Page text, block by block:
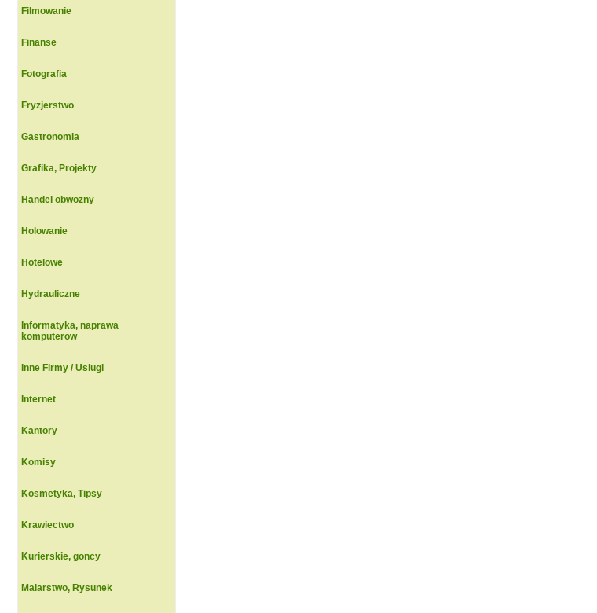
Filmowanie
Finanse
Fotografia
Fryzjerstwo
Gastronomia
Grafika, Projekty
Handel obwozny
Holowanie
Hotelowe
Hydrauliczne
Informatyka, naprawa
komputerow
Inne Firmy / Uslugi
Internet
Kantory
Komisy
Kosmetyka, Tipsy
Krawiectwo
Kurierskie, goncy
Malarstwo, Rysunek